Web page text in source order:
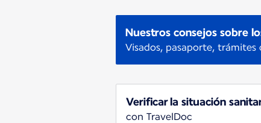
Nuestros consejos sobre
Visados, pasaporte, trámites
Verificar la situación
con TravelDoc